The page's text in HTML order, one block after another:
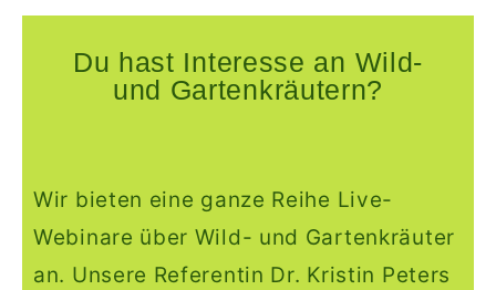
Du hast Interesse an Wild-
und Gartenkräutern?
Wir bieten eine ganze Reihe Live-
Webinare über Wild- und Gartenkräuter
an. Unsere Referentin Dr. Kristin Peters